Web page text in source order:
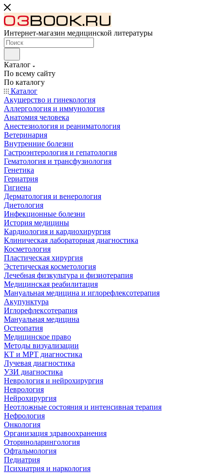
Интернет-магазин медицинской литературы
Каталог
По всему сайту
По каталогу
Каталог
Акушерство и гинекология
Аллергология и иммунология
Анатомия человека
Анестезиология и реаниматология
Ветеринария
Внутренние болезни
Гастроэнтерология и гепатология
Гематология и трансфузиология
Генетика
Гериатрия
Гигиена
Дерматология и венерология
Диетология
Инфекционные болезни
История медицины
Кардиология и кардиохирургия
Клиническая лабораторная диагностика
Косметология
Пластическая хирургия
Эстетическая косметология
Лечебная физкультура и физиотерапия
Медицинская реабилитация
Мануальная медицина и иглорефлексотерапия
Акупунктура
Иглорефлексотерапия
Мануальная медицина
Остеопатия
Медицинское право
Методы визуализации
КТ и МРТ диагностика
Лучевая диагностика
УЗИ диагностика
Неврология и нейрохирургия
Неврология
Нейрохирургия
Неотложные состояния и интенсивная терапия
Нефрология
Онкология
Организация здравоохранения
Оториноларингология
Офтальмология
Педиатрия
Психиатрия и наркология